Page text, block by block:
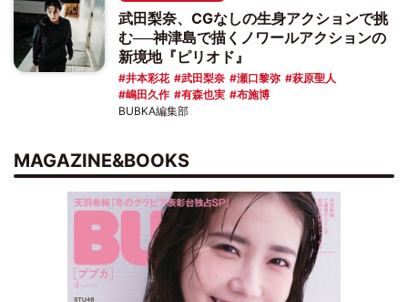
武田梨奈、CGなしの生身アクションで挑
む──神津島で描くノワールアクションの
新境地『ピリオド』
井本彩花 武田梨奈 瀬口黎弥
萩原聖人
嶋田久作
有森也実 布施博
BUBKA編集部
MAGAZINE&BOOKS